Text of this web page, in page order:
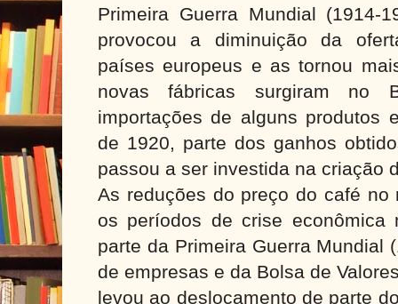
Primeira Guerra Mundial (1914-
provocou a diminuição da
países europeus e as tornou
novas fábricas surgiram no
importações de alguns produtos
de 1920, parte dos ganhos
passou a ser investida na criação
As reduções do preço do café no
os períodos de crise econômica
parte da Primeira Guerra Mundial
de empresas e da Bolsa de
levou ao deslocamento de parte